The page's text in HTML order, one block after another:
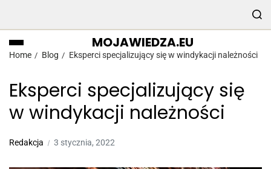
MOJAWIEDZA.EU
Home Blog Eksperci specjalizujący się w windykacji należności
Eksperci specjalizujący się
w windykacji należności
Redakcja 3 stycznia, 2022